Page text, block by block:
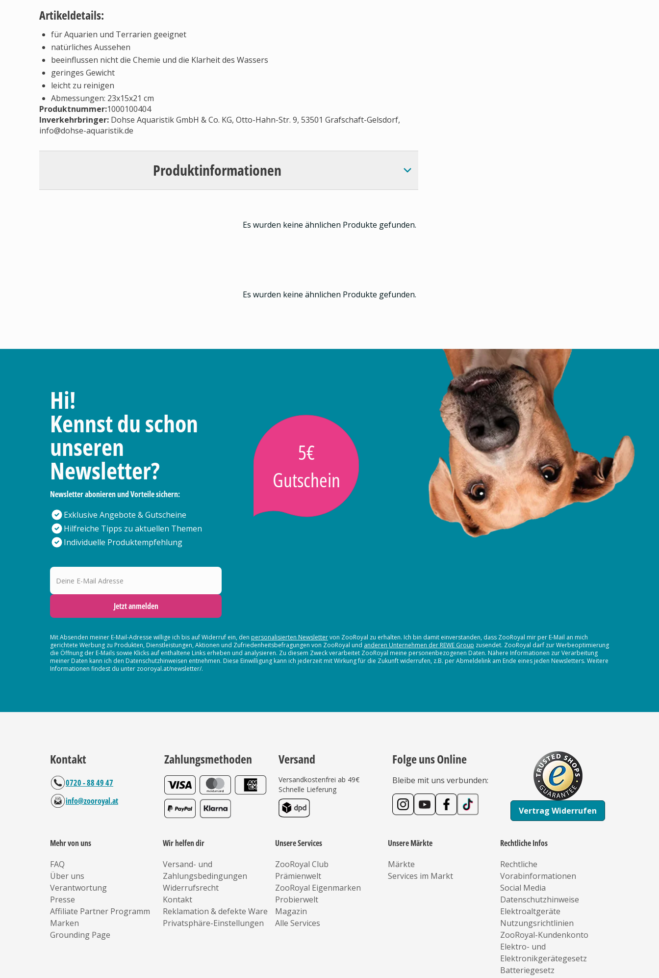
Artikeldetails:
für Aquarien und Terrarien geeignet
natürliches Aussehen
beeinflussen nicht die Chemie und die Klarheit des Wassers
geringes Gewicht
leicht zu reinigen
Abmessungen: 23x15x21 cm
Produktnummer:1000100404
Inverkehrbringer: Dohse Aquaristik GmbH & Co. KG, Otto-Hahn-Str. 9, 53501 Grafschaft-Gelsdorf,
info@dohse-aquaristik.de
Produktinformationen
Es wurden keine ähnlichen Produkte gefunden.
Es wurden keine ähnlichen Produkte gefunden.
Hi!
Kennst du schon
unseren
Newsletter?
Newsletter abonieren und Vorteile sichern:
Exklusive Angebote & Gutscheine
Hilfreiche Tipps zu aktuellen Themen
Individuelle Produktempfehlung
5€
Gutschein
Deine E-Mail Adresse
Jetzt anmelden
Mit Absenden meiner E-Mail-Adresse willige ich bis auf Widerruf ein, den personalisierten Newslettervon ZooRoyal zu erhalten. Ich bin damit einverstanden, dass ZooRoyal mir per E-Mail an mich
gerichtete Werbung zu Produkten, Dienstleistungen, Aktionen und Zufriedenheitsbefragungen von ZooRoyal und anderen Unternehmen der REWE Group zusendet. ZooRoyal darf zur Werbeoptimierung
die Öffnung der E-Mails sowie Klicks auf enthaltene Links erheben und analysieren. Zu diesem Zweck verarbeitet ZooRoyal meine personenbezogenen Daten. Nähere Informationen zur Verarbeitung
meiner Daten kann ich den Datenschutzhinweisen entnehmen. Diese Einwilligung kann ich jederzeit mit Wirkung für die Zukunft widerrufen, z.B. per Abmeldelink am Ende eines jeden Newsletters. Weitere
Informationen findest du unter zooroyal.at/newsletter/.
Kontakt
0720 - 88 49 47
info@zooroyal.at
Zahlungsmethoden Versand
Versandkostenfrei ab 49€
Schnelle Lieferung
Folge uns Online
Bleibe mit uns verbunden:
Vertrag Widerrufen
Mehr von uns
FAQ
Über uns
Verantwortung
Presse
Affiliate Partner Programm
Marken
Grounding Page
Wir helfen dir
Versand- und
Zahlungsbedingungen
Widerrufsrecht
Kontakt
Reklamation & defekte Ware
Privatsphäre-Einstellungen
Unsere Services
ZooRoyal Club
Prämienwelt
ZooRoyal Eigenmarken
Probierwelt
Magazin
Alle Services
Unsere Märkte
Märkte
Services im Markt
Rechtliche Infos
Rechtliche
Vorabinformationen
Social Media
Datenschutzhinweise
Elektroaltgeräte
Nutzungsrichtlinien
ZooRoyal-Kundenkonto
Elektro- und
Elektronikgerätegesetz
Batteriegesetz